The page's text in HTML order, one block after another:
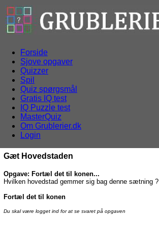
Forside
Sjove opgaver
Quizzer
Spil
Quiz spørgsmål
Gratis IQ test
IQ Puzzle test
MasterQuiz
Om Grublerier.dk
Login
Gæt Hovedstaden
Opgave: Fortæl det til konen...
Hvilken hovedstad gemmer sig bag denne sætning ?
Fortæl det til konen
Du skal være logget ind for at se svaret på opgaven